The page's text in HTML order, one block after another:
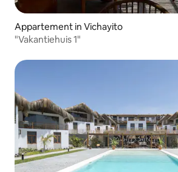
Appartement in Vichayito
"Vakantiehuis 1"